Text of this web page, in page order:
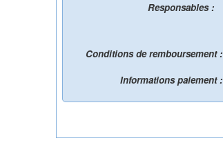
Conditions de remboursement :
Informations paiement :